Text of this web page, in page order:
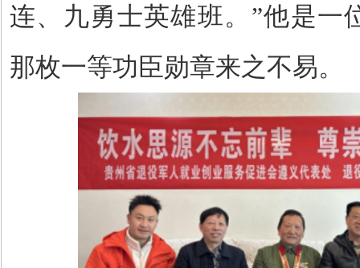
连、九勇士英雄班。”他是一
那枚一等功臣勋章来之不易。